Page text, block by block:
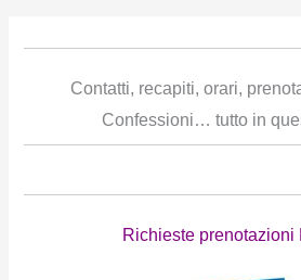
Contatti, recapiti, orari,
Confessioni… tutto in
Richieste prenotazioni